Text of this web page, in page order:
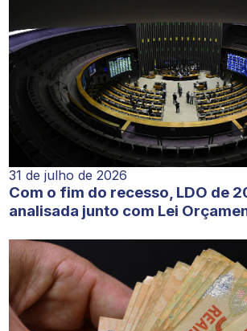
31 de julho de 2026
Com o fim do recesso, LDO de
analisada junto com Lei